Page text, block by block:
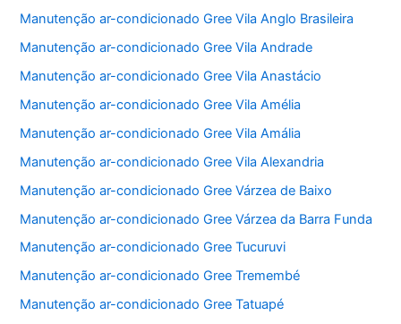
Manutenção ar-condicionado Gree Vila Anglo Brasileira
Manutenção ar-condicionado Gree Vila Andrade
Manutenção ar-condicionado Gree Vila Anastácio
Manutenção ar-condicionado Gree Vila Amélia
Manutenção ar-condicionado Gree Vila Amália
Manutenção ar-condicionado Gree Vila Alexandria
Manutenção ar-condicionado Gree Várzea de Baixo
Manutenção ar-condicionado Gree Várzea da Barra Funda
Manutenção ar-condicionado Gree Tucuruvi
Manutenção ar-condicionado Gree Tremembé
Manutenção ar-condicionado Gree Tatuapé